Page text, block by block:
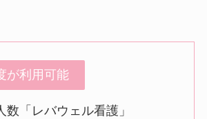
が利用可能
数「レバウェル看護」